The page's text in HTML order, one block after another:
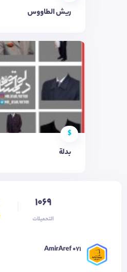
ريش الطاووس
$
بدلة
1069
التحميلات
AmirAref 071